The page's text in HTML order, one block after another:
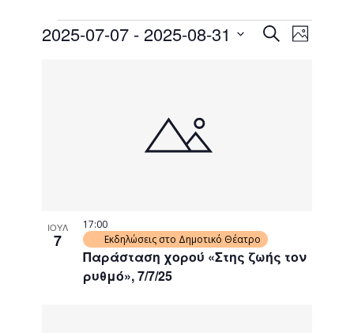
Events
SearchEvent
Views
Photo
2025-07-07 - 2025-08-31
ΙΟΥΛ
7
Παράσταση χορού «Στης ζωής τον
ρυθμό», 7/7/25
17:00
Εκδηλώσεις στο Δημοτικό Θέατρο